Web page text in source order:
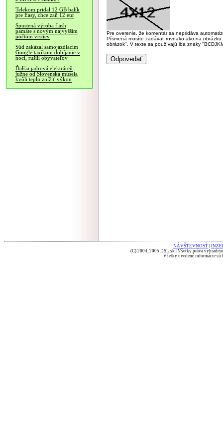
Telekom pridal 12 GB balík
pre Easy, chce zaň 12 eur
Spustená výroba flash
pamäte s novým najvyšším
počtom vrstiev
Súd zakázal samojazdiacim
Google taxíkom dobíjanie v
noci, rušili obyvateľov
Ďalšia jadrová elektráreň
južne od Slovenska musela
kvôli teplu znížiť výkon
Pre overenie, že komentár sa nepridáva
Písmená musíte zadávať rovnako ako na
obrázok". V texte sa používajú iba znaky
NÁVŠTEVNOSŤ
(C) 2004, 2005 DSL.sk | Všetky práva
Všetky uvedené informácie sú